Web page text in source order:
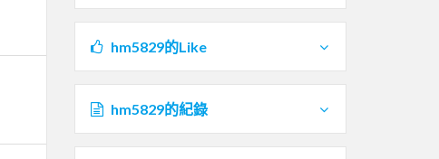
hm5829的Like
hm5829的紀錄